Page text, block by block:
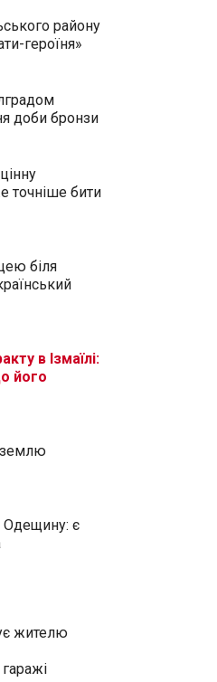
району
героїня»
доби бронзи
точніше бити
біля
в Ізмаїлі:
його
Одещину: є
жителю